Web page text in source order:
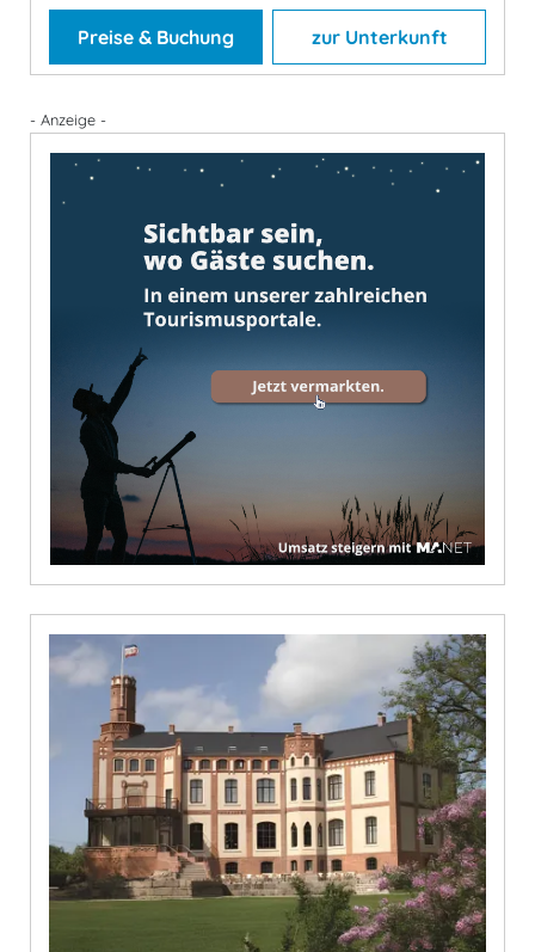
Preise & Buchung zur Unterkunft
- Anzeige -